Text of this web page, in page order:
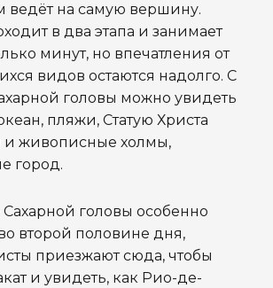
ведёт на самую вершину.
в два этапа и занимает
минут, но впечатления от
видов остаются надолго. С
головы можно увидеть
пляжи, Статую Христа
и живописные холмы,
город.
головы особенно
второй половине дня,
приезжают сюда, чтобы
и увидеть, как Рио-де-